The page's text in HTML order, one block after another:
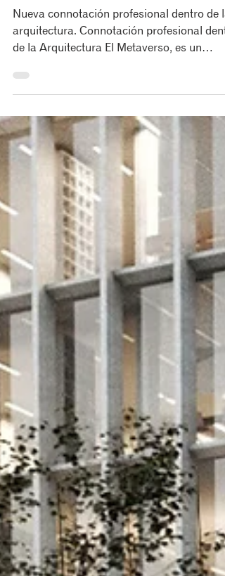
relacionado con la Arquitectura? Connotación
Nueva connotación profesional dentro de la
de la Arquitectura El Metaverso, es un
espacio...